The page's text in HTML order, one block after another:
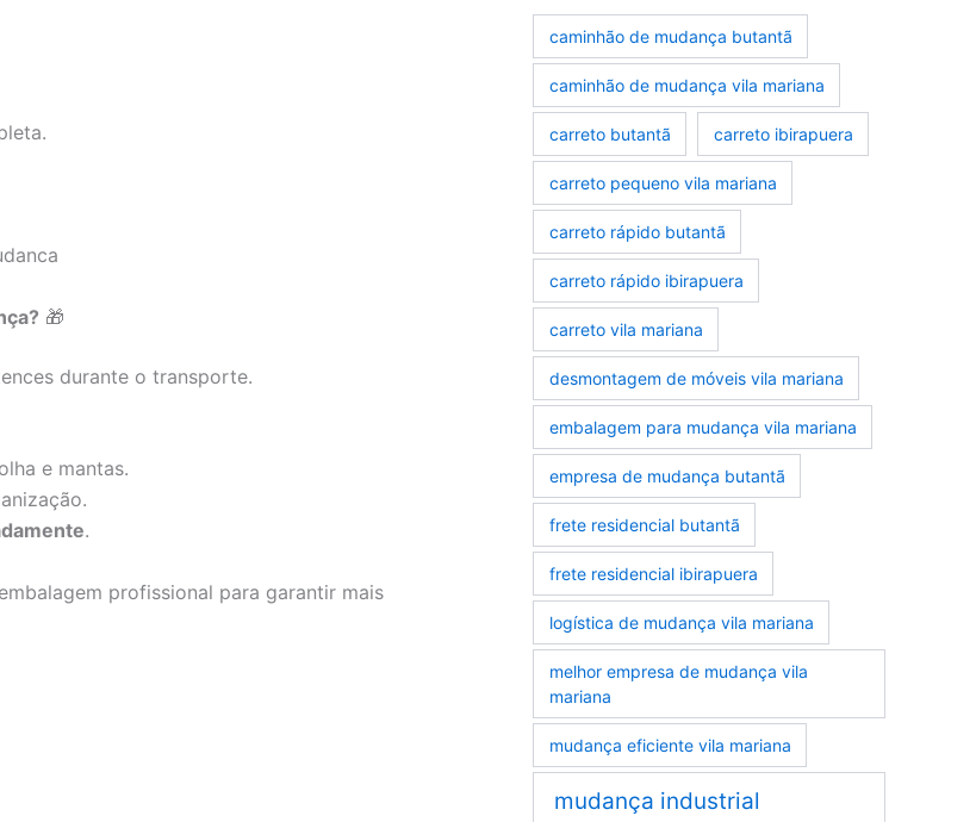
🎁
durante o transporte.
e mantas.
.
profissional para garantir mais
caminhão de mudança butantã
caminhão de mudança vila mariana
carreto butantã carreto ibirapuera
carreto pequeno vila mariana
carreto rápido butantã
carreto rápido ibirapuera
carreto vila mariana
desmontagem de móveis vila mariana
embalagem para mudança vila mariana
empresa de mudança butantã
frete residencial butantã
frete residencial ibirapuera
logística de mudança vila mariana
melhor empresa de mudança vila
mariana
mudança eficiente vila mariana
mudança industrial